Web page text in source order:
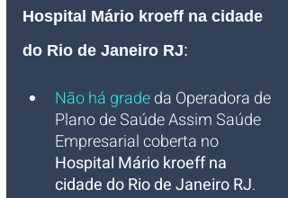
Hospital Mário kroeff na cidade
do Rio de Janeiro RJ:
Não há gradeda Operadora de
Plano de Saúde Assim Saúde
Empresarial coberta no
Hospital Mário kroeff na
cidade do Rio de Janeiro RJ.